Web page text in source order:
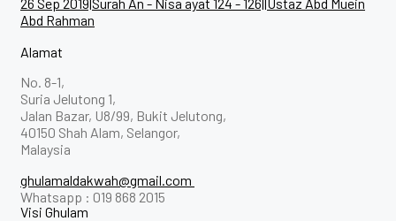
Abd Rahman
Alamat
No. 8-1,
Suria Jelutong 1,
Jalan Bazar, U8/99, Bukit Jelutong,
40150 Shah Alam, Selangor,
Malaysia
ghulamaldakwah@gmail.com
Whatsapp : 019 868 2015
Visi Ghulam